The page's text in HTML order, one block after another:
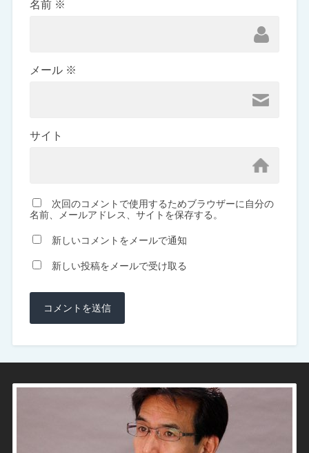
名前 ※
メール ※
サイト
次回のコメントで使用するためブラウザーに自分の
名前、メールアドレス、サイトを保存する。
新しいコメントをメールで通知
新しい投稿をメールで受け取る